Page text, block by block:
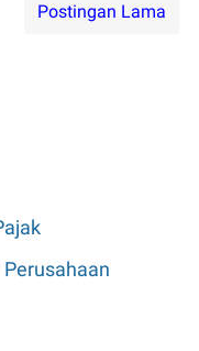
Postingan Lama